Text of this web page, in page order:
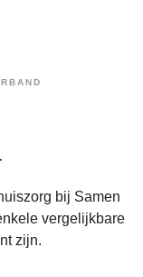
bij Samen
vergelijkbare
zijn.